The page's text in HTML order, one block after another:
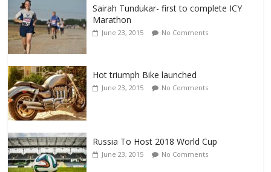
Sairah Tundukar- first to complete ICY
Marathon
June 23, 2015 No Comments
Hot triumph Bike launched
June 23, 2015 No Comments
Russia To Host 2018 World Cup
June 23, 2015 No Comments